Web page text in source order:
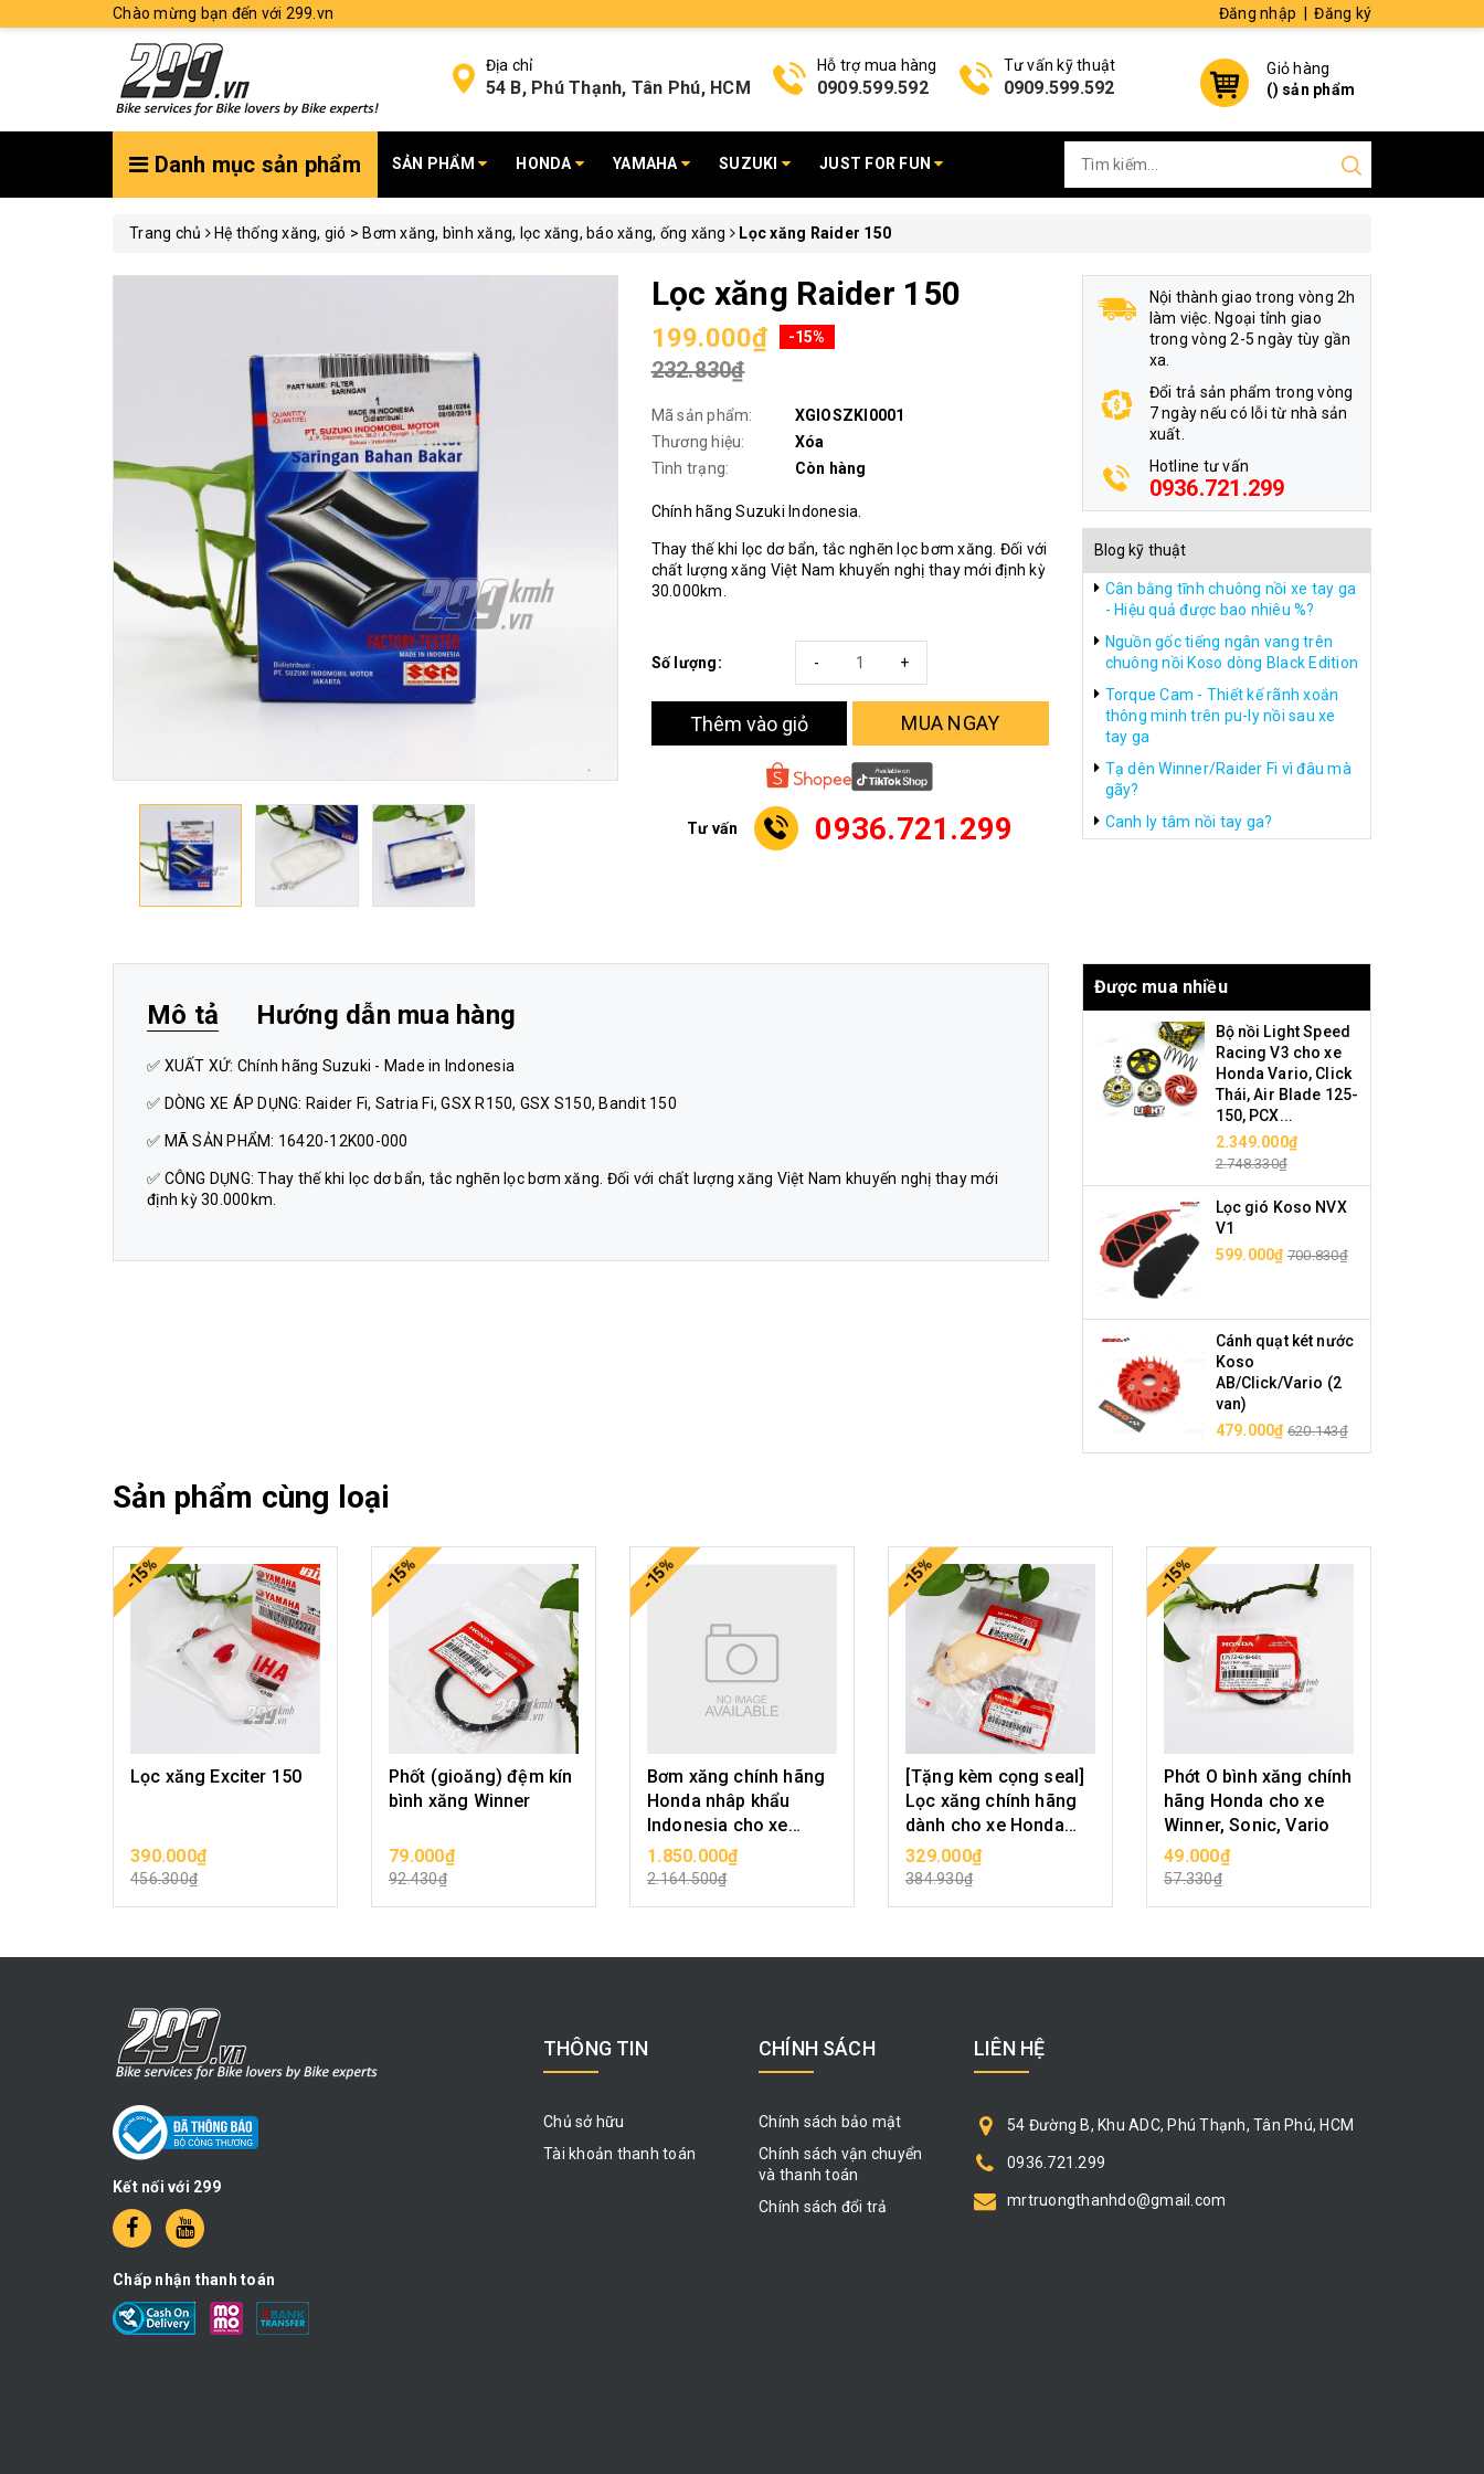
Chào mừng bạn đến với 299.vn Đăng nhập Đăng ký
Địa chỉ
54 B, Phú Thạnh, Tân Phú, HCM
Hỗ trợ mua hàng
0909.599.592
Tư vấn kỹ thuật
0909.599.592
Giỏ hàng
() sản phẩm
Danh mục sản phẩm SẢN PHẨM HONDA YAMAHA SUZUKI JUST FOR FUN
Trang chủ Hệ thống xăng, gió > Bơm xăng, bình xăng, lọc xăng, báo xăng, ống xăng Lọc xăng Raider 150
Lọc xăng Raider 150
199.000₫ -15%
232.830₫
Mã sản phẩm:
XGIOSZKI0001
Thương hiệu:
Xóa
Tình trạng:
Còn hàng
Chính hãng Suzuki Indonesia.
Thay thế khi lọc dơ bẩn, tắc nghẽn lọc bơm xăng. Đối với
chất lượng xăng Việt Nam khuyến nghị thay mới định kỳ
30.000km.
Số lượng: +
-
Thêm vào giỏ MUA NGAY
Tư vấn 0936.721.299
Nội thành giao trong vòng 2h
làm việc. Ngoại tỉnh giao
trong vòng 2-5 ngày tùy gần
xa.
Đổi trả sản phẩm trong vòng
7 ngày nếu có lỗi từ nhà sản
xuất.
Hotline tư vấn
0936.721.299
Blog kỹ thuật
Cân bằng tĩnh chuông nồi xe tay ga
- Hiệu quả được bao nhiêu %?
Nguồn gốc tiếng ngân vang trên
chuông nồi Koso dòng Black Edition
Torque Cam - Thiết kế rãnh xoắn
thông minh trên pu-ly nồi sau xe
tay ga
Tạ dên Winner/Raider Fi vì đâu mà
gãy?
Canh ly tâm nồi tay ga?
Mô tả Hướng dẫn mua hàng
✅ XUẤT XỨ: Chính hãng Suzuki - Made in Indonesia
✅ DÒNG XE ÁP DỤNG: Raider Fi, Satria Fi, GSX R150, GSX S150, Bandit 150
✅ MÃ SẢN PHẨM: 16420-12K00-000
✅ CÔNG DỤNG: Thay thế khi lọc dơ bẩn, tắc nghẽn lọc bơm xăng. Đối với chất lượng xăng Việt Nam khuyến nghị thay mới
định kỳ 30.000km.
Được mua nhiều
Bộ nồi Light Speed
Racing V3 cho xe
Honda Vario, Click
Thái, Air Blade 125-
150, PCX...
2.349.000₫
2.748.330₫
Lọc gió Koso NVX
V1
599.000₫ 700.830₫
Cánh quạt két nước
Koso
AB/Click/Vario (2
van)
479.000₫ 620.143₫
Sản phẩm cùng loại
-15%
Lọc xăng Exciter 150
390.000₫
456.300₫
CHỌN SẢN PHẨM
-15%
Phốt (gioăng) đệm kín
bình xăng Winner
79.000₫
92.430₫
CHỌN SẢN PHẨM
-15%
Bơm xăng chính hãng
Honda nhâp khẩu
Indonesia cho xe
Winner
1.850.000₫
2.164.500₫
CHỌN SẢN PHẨM
-15%
[Tặng kèm cọng seal]
Lọc xăng chính hãng
dành cho xe Honda
Winner, Winner X - thay
thế định kỳ 30.000km
329.000₫
384.930₫
CHỌN SẢN PHẨM
-15%
Phớt O bình xăng chính
hãng Honda cho xe
Winner, Sonic, Vario
49.000₫
57.330₫
CHỌN SẢN PHẨM
Kết nối với 299
Chấp nhận thanh toán
THÔNG TIN
Chủ sở hữu
Tài khoản thanh toán
CHÍNH SÁCH
Chính sách bảo mật
Chính sách vận chuyển
và thanh toán
Chính sách đổi trả
LIÊN HỆ
54 Đường B, Khu ADC, Phú Thạnh, Tân Phú, HCM
0936.721.299
mrtruongthanhdo@gmail.com